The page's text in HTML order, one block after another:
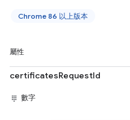
Chrome 86 以上版本
屬性
certificatesRequestId
數字